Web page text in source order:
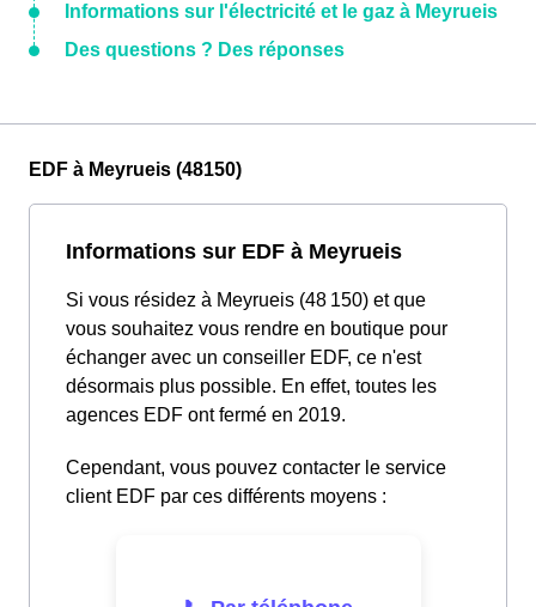
Informations sur l'électricité et le gaz à Meyrueis
Des questions ? Des réponses
EDF à Meyrueis (48150)
Informations sur EDF à Meyrueis
Si vous résidez à Meyrueis (48 150) et que
vous souhaitez vous rendre en boutique pour
échanger avec un conseiller EDF, ce n'est
désormais plus possible. En effet, toutes les
agences EDF ont fermé en 2019.
Cependant, vous pouvez contacter le service
client EDF par ces différents moyens :